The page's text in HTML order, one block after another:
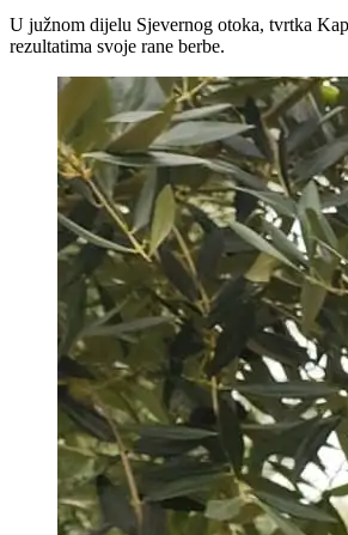
U južnom dijelu Sjevernog otoka, tvrtka
rezultatima svoje rane berbe.